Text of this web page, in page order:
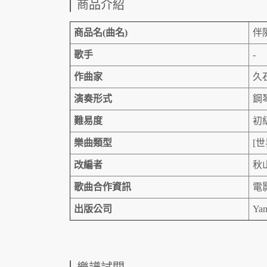
商品介紹
商品名(曲名) 伴
歌手 -
作曲家 久
演奏形式 鋼
難易度 初
樂曲類型 [
改編者 秋
歌曲合作資訊 電
出版公司